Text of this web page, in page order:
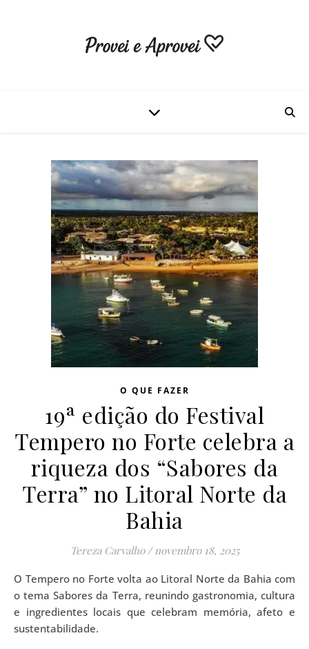
O QUE FAZER
19ª edição do Festival
Tempero no Forte celebra a
riqueza dos “Sabores da
Terra” no Litoral Norte da
Bahia
Tereza Carvalho / novembro 18, 2025
O Tempero no Forte volta ao Litoral Norte da Bahia com
o tema Sabores da Terra, reunindo gastronomia, cultura
e ingredientes locais que celebram memória, afeto e
sustentabilidade.